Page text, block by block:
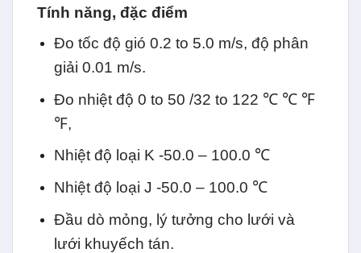
Tính năng, đặc điểm
Đo tốc độ gió 0.2 to 5.0 m/s, độ phân
giải 0.01 m/s.
Đo nhiệt độ 0 to 50 /32 to 122 ℃ ℃ ℉
℉,
Nhiệt độ loại K -50.0 – 100.0 ℃
Nhiệt độ loại J -50.0 – 100.0 ℃
Đầu dò mỏng, lý tưởng cho lưới và
lưới khuyếch tán.